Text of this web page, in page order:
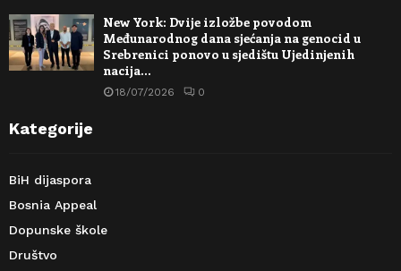
New York: Dvije izložbe povodom
Međunarodnog dana sjećanja na genocid u
Srebrenici ponovo u sjedištu Ujedinjenih
nacija…
18/07/2026 0
Kategorije
BiH dijaspora
Bosnia Appeal
Dopunske škole
Društvo